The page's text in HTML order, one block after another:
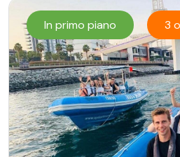
In primo piano 3